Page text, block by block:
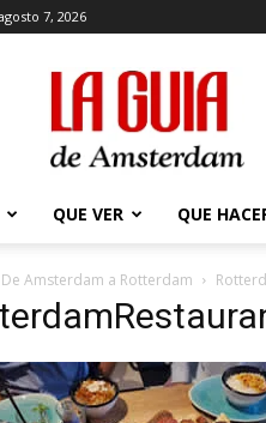
7, 2026
La
Guía
de
Amsterdam
QUE VER QUE
De Amsterdam a Rotterdam